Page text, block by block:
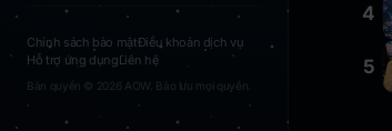
Chính sách bảo mậtĐiều khoản dịch vụ
Hỗ trợ ứng dụngLiên hệ
Bản quyền © 2026 AOW. Bảo lưu mọi quyền.
4
5